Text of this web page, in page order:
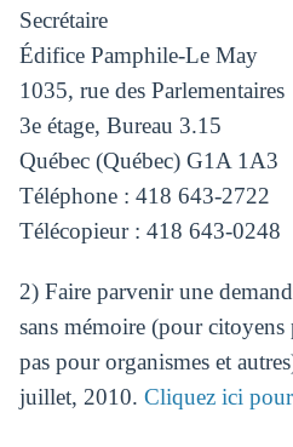
Secrétaire
Édifice Pamphile-Le May
1035, rue des Parlementaires
3e étage, Bureau 3.15
Québec (Québec) G1A 1A3
Téléphone : 418 643-2722
Télécopieur : 418 643-0248
2) Faire parvenir une
sans mémoire (pour
pas pour organismes et
juillet, 2010. Cliquez ici